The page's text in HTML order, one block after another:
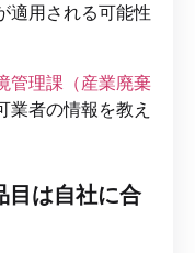
適用される可能性
管理課（産業廃棄
業者の情報を教え
目は自社に合